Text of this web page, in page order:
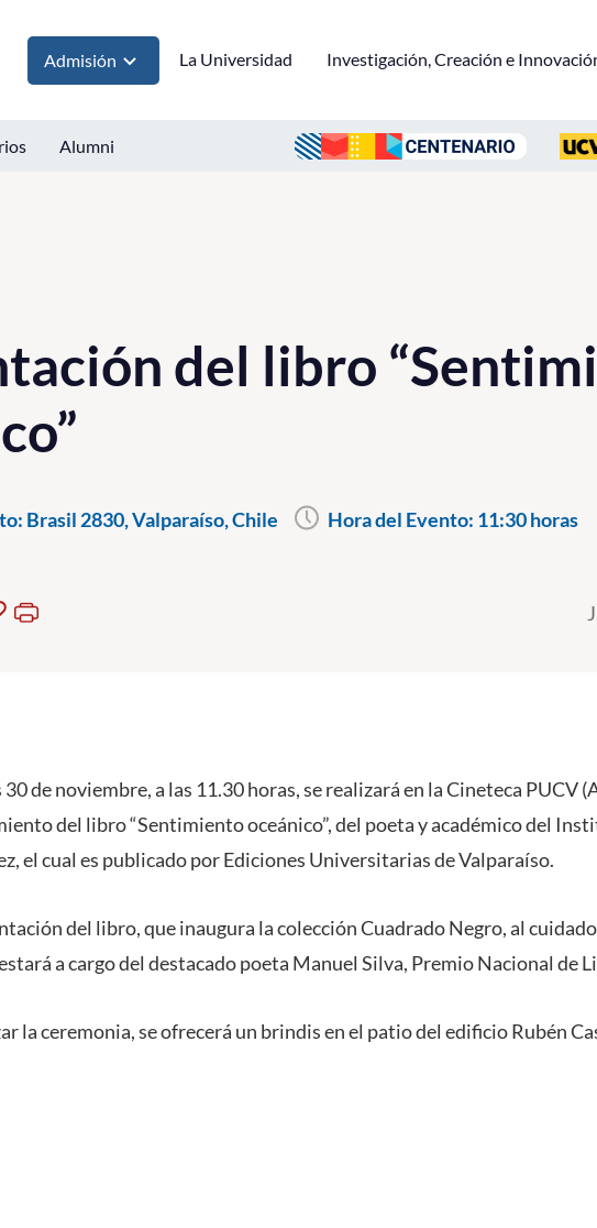
Admisión La Universidad Investigación, Creación e
Alumni
del libro
Brasil 2830, Valparaíso, Chile Hora del Evento: 11:30 horas
30 de noviembre, a las 11.30 horas, se realizará en la Cineteca PUCV
del libro “Sentimiento oceánico”, del poeta y académico del
el cual es publicado por Ediciones Universitarias de Valparaíso.
del libro, que inaugura la colección Cuadrado Negro, al
a cargo del destacado poeta Manuel Silva, Premio Nacional de
la ceremonia, se ofrecerá un brindis en el patio del edificio Rubén